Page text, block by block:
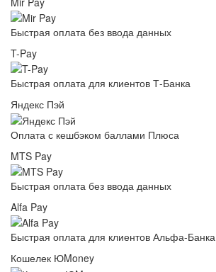
Быстрая оплата без ввода данных
T-Pay
Быстрая оплата для клиентов Т-Банка
Яндекс Пэй
Оплата с кешбэком баллами Плюса
MTS Pay
Быстрая оплата без ввода данных
Alfa Pay
Быстрая оплата для клиентов Альфа-Банка
Кошелек ЮMoney